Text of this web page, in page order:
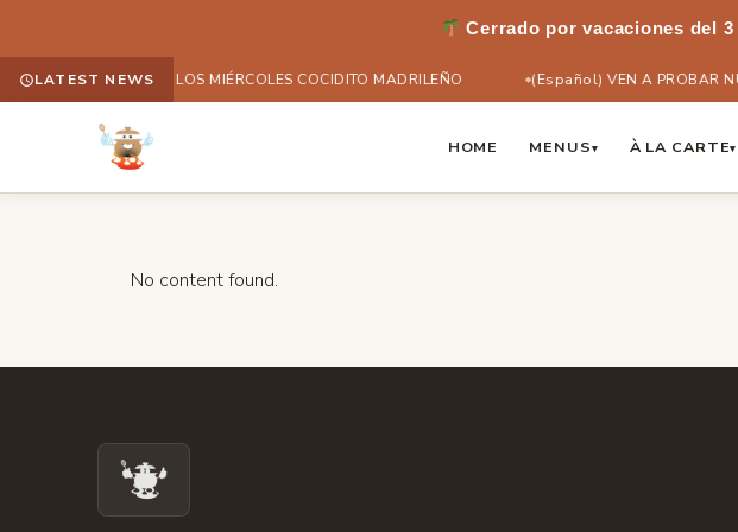
Cerrado por vacaciones del
LATEST NEWS
(Español) … Y LOS MIÉRCOLES COCIDITO MADRILEÑO (Español) VEN A PROBAR
HOME MENUS▾ À LA CARTE▾
No content found.